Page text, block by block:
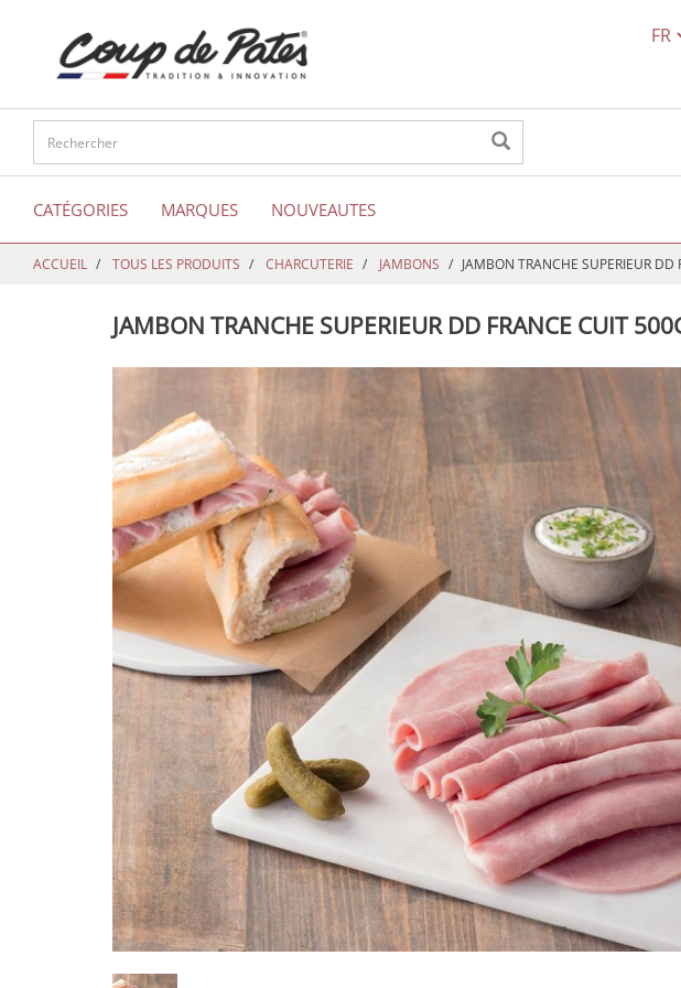
CATÉGORIES MARQUES NOUVEAUTES
ACCUEIL TOUS LES PRODUITS CHARCUTERIE JAMBONS JAMBON TRANCHE SUPERIEUR
JAMBON TRANCHE SUPERIEUR DD FRANCE CUIT